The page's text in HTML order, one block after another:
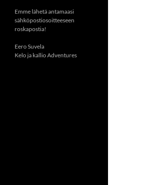
Emme lähetä antamaasi
sähköpostiosoitteeseen
roskapostia!
Eero Suvela
Kelo ja kallio Adventures